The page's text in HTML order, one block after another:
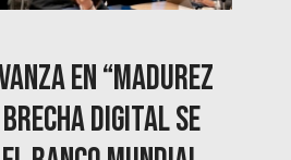
en “madurez
brecha digital se